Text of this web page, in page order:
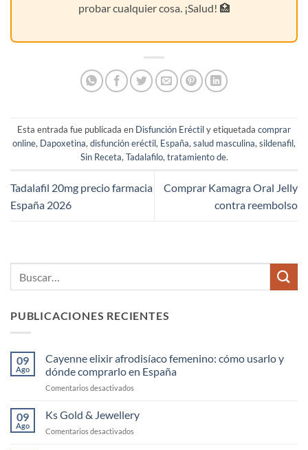
probar cualquier cosa. ¡Salud! 🏥
Esta entrada fue publicada en Disfunción Eréctily etiquetada comprar
online, Dapoxetina, disfunción eréctil, España, salud masculina, sildenafil,
Sin Receta, Tadalafilo, tratamiento de.
Tadalafil 20mg precio farmacia
España 2026
Comprar Kamagra Oral Jelly
contra reembolso
PUBLICACIONES RECIENTES
09
Ago
Cayenne elixir afrodisíaco femenino: cómo usarlo y
dónde comprarlo en España
Comentarios desactivados
afrodisíaco
femenino:
09
Ago
Ks Gold & Jewellery
Comentarios desactivados